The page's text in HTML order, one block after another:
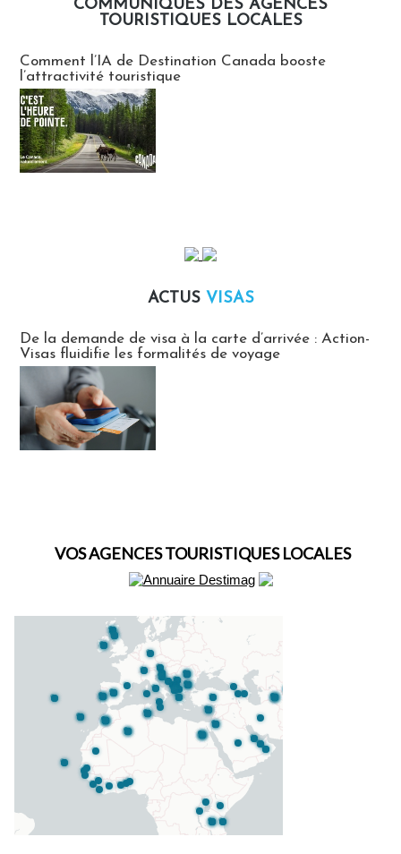
COMMUNIQUÉS DES AGENCES
TOURISTIQUES LOCALES
Comment l’IA de Destination Canada booste
l’attractivité touristique
ACTUS VISAS
De la demande de visa à la carte d’arrivée : Action-
Visas fluidifie les formalités de voyage
VOS AGENCES TOURISTIQUES LOCALES